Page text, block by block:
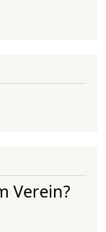
Verein?